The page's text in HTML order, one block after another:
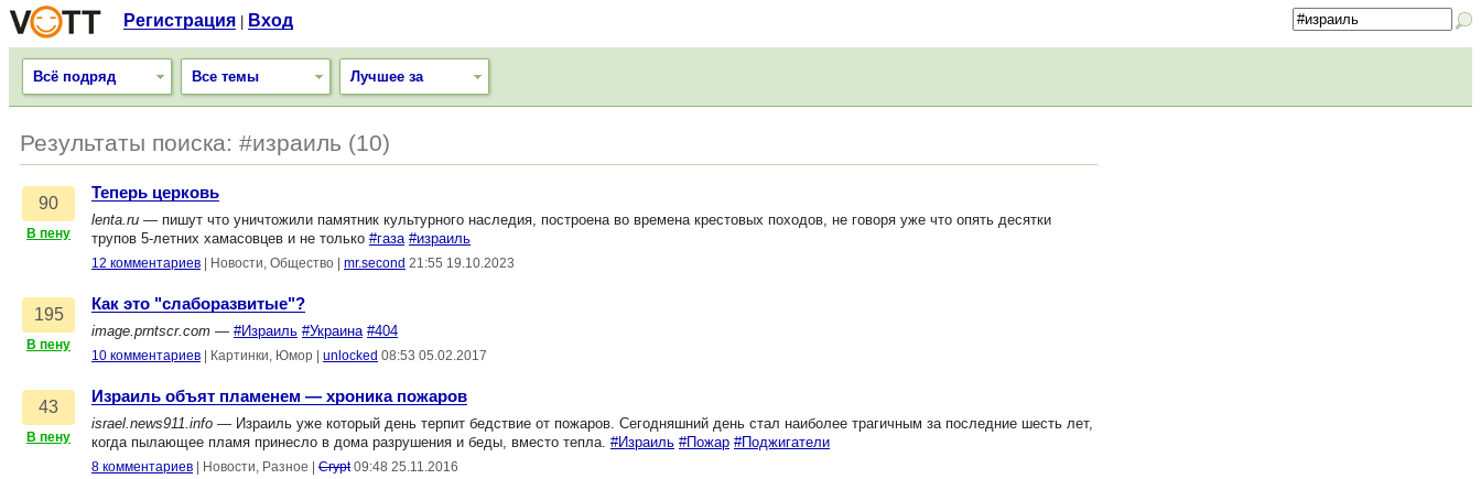
Регистрация Вход
Всё подряд Все темы Лучшее за
Результаты поиска: #израиль (10)
90
В пену
Теперь церковь
lenta.ru — пишут что уничтожили памятник культурного наследия, построена во времена крестовых походов, не говоря уже что опять десятки
трупов 5-летних хамасовцев и не только #газа #израиль
12 комментариев Новости, Общество mr.second 21:55 19.10.2023
195
В пену
Как это "слаборазвитые"?
image.prntscr.com — #Израиль #Украина #404
10 комментариев Картинки, Юмор unlocked 08:53 05.02.2017
43
В пену
Израиль объят пламенем — хроника пожаров
israel.news911.info — Израиль уже который день терпит бедствие от пожаров. Сегодняшний день стал наиболее трагичным за последние шесть лет,
когда пылающее пламя принесло в дома разрушения и беды, вместо тепла. #Израиль #Пожар #Поджигатели
8 комментариев Новости, Разное Crypt 09:48 25.11.2016